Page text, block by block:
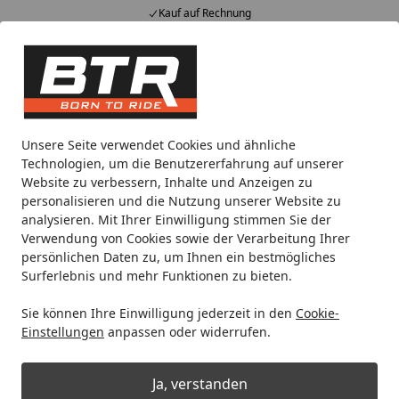
Unsere Seite verwendet Cookies und ähnliche
Technologien, um die Benutzererfahrung auf unserer
Website zu verbessern, Inhalte und Anzeigen zu
personalisieren und die Nutzung unserer Website zu
analysieren. Mit Ihrer Einwilligung stimmen Sie der
Verwendung von Cookies sowie der Verarbeitung Ihrer
persönlichen Daten zu, um Ihnen ein bestmögliches
Surferlebnis und mehr Funktionen zu bieten.
Sie können Ihre Einwilligung jederzeit in den Cookie-
Einstellungen anpassen oder widerrufen.
Ja, verstanden
Kauf auf Rechnung
Alle Produkte
Mein Konto
Suchen
Startseite
Motorradteile & Ersatzteile Anbauteile
BODYSTYLE Sportsline Bugspoiler
ABS Kunststoff silber für YAMAHA
XSR700 / XTribute / Legacy